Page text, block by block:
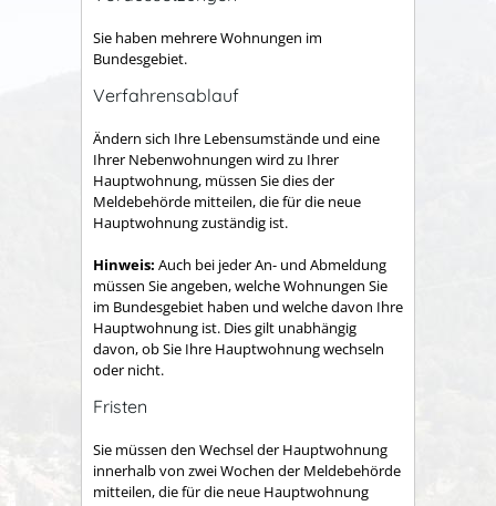
Sie haben mehrere Wohnungen im
Bundesgebiet.
Verfahrensablauf
Ändern sich Ihre Lebensumstände und eine
Ihrer Nebenwohnungen wird zu Ihrer
Hauptwohnung, müssen Sie dies der
Meldebehörde mitteilen, die für die neue
Hauptwohnung zuständig ist.
Hinweis: Auch bei jeder An- und Abmeldung
müssen Sie angeben, welche Wohnungen Sie
im Bundesgebiet haben und welche davon Ihre
Hauptwohnung ist. Dies gilt unabhängig
davon, ob Sie Ihre Hauptwohnung wechseln
oder nicht.
Fristen
Sie müssen den Wechsel der Hauptwohnung
innerhalb von zwei Wochen der Meldebehörde
mitteilen, die für die neue Hauptwohnung